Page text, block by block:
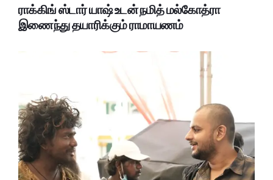
ராக்கிங் ஸ்டார் யாஷ் உடன் நமித் மல்கோத்ரா
இணைந்து தயாரிக்கும் ராமாயணம்